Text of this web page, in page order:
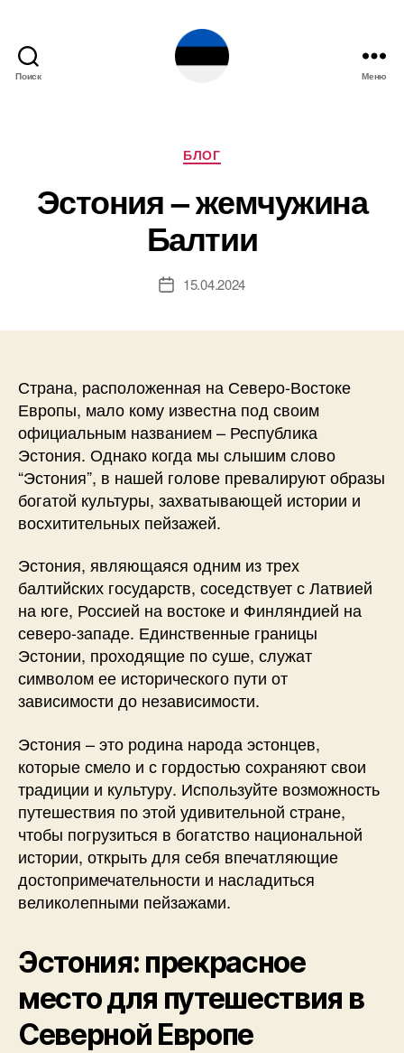
Поиск Меню
Рубрики
БЛОГ
Эстония – жемчужина
Балтии
Дата15.04.2024
Страна, расположенная на Северо-Востоке
Европы, мало кому известна под своим
официальным названием – Республика
Эстония. Однако когда мы слышим слово
“Эстония”, в нашей голове превалируют образы
богатой культуры, захватывающей истории и
восхитительных пейзажей.
Эстония, являющаяся одним из трех
балтийских государств, соседствует с Латвией
на юге, Россией на востоке и Финляндией на
северо-западе. Единственные границы
Эстонии, проходящие по суше, служат
символом ее исторического пути от
зависимости до независимости.
Эстония – это родина народа эстонцев,
которые смело и с гордостью сохраняют свои
традиции и культуру. Используйте возможность
путешествия по этой удивительной стране,
чтобы погрузиться в богатство национальной
истории, открыть для себя впечатляющие
достопримечательности и насладиться
великолепными пейзажами.
Эстония: прекрасное
место для путешествия в
Северной Европе